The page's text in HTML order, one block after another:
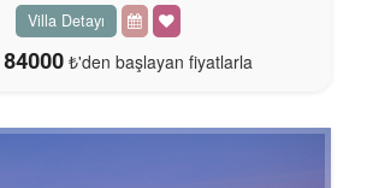
Villa Detayı
84000 ₺'den başlayan fiyatlarla